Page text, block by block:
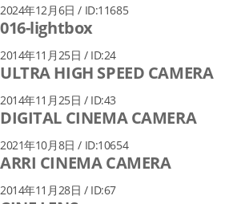
2024年12月6日 / ID:11685
016-lightbox
2014年11月25日 / ID:24
ULTRA HIGH SPEED CAMERA
2014年11月25日 / ID:43
DIGITAL CINEMA CAMERA
2021年10月8日 / ID:10654
ARRI CINEMA CAMERA
2014年11月28日 / ID:67